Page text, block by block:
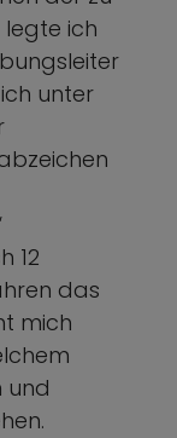
ich
unter
12
das
mich
und